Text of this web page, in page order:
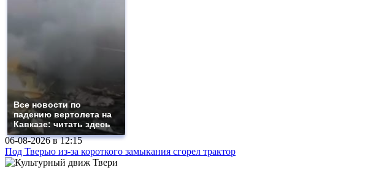
Все новости по
падению вертолета на
Кавказе: читать здесь
06-08-2026 в12:15
Под Тверью из-за короткого замыкания сгорел трактор